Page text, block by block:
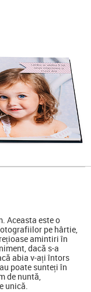
Aceasta este o
pe hârtie,
amintiri în
dacă s-a
abia v-ați întors
poate sunteți în
de nuntă,
unică.